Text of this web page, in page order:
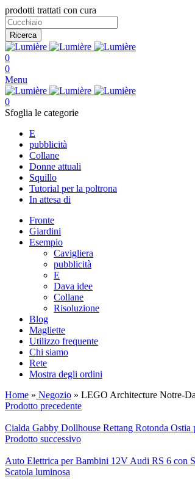
prodotti trattati con cura
Ricerca
0
0
Menu
0
Sfoglia le categorie
E
pubblicità
Collane
Donne attuali
Squillo
Tutorial per la poltrona
In attesa di
Fronte
Giardini
Esempio
Cavigliera
pubblicità
E
Dava idee
Collane
Risoluzione
Blog
Magliette
Utilizzo frequente
Chi siamo
Rete
Mostra degli ordini
Home » Negozio » LEGO Architecture Notre-
Prodotto precedente
Cialda Gabby Dollhouse Rettang Rotonda
Prodotto successivo
Auto Elettrica per Bambini 12V Audi RS 6 con
Scatola luminosa